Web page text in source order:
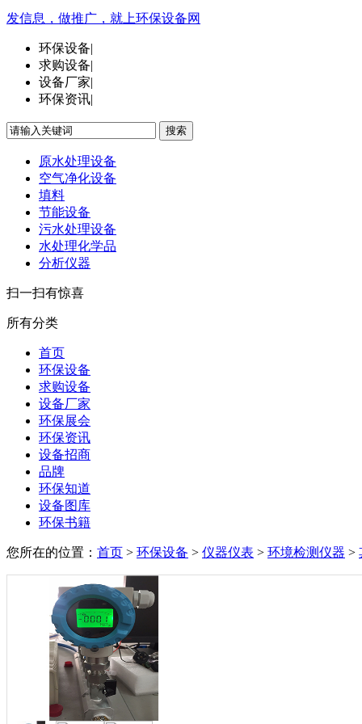
发信息，做推广，就上环保设备网
环保设备|
求购设备|
设备厂家|
环保资讯|
搜索
原水处理设备
空气净化设备
填料
节能设备
污水处理设备
水处理化学品
分析仪器
扫一扫有惊喜
所有分类
首页
环保设备
求购设备
设备厂家
环保展会
环保资讯
设备招商
品牌
环保知道
设备图库
环保书籍
您所在的位置： 首页 > 环保设备 > 仪器仪表 > 环境检测仪器 >